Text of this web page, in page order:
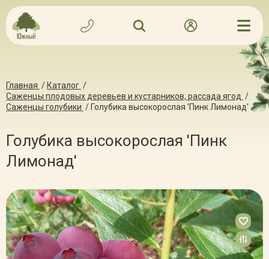
Главная / Каталог /
Саженцы плодовых деревьев и кустарников, рассада ягод /
Саженцы голубики / Голубика высокорослая 'Пинк Лимонад'
Голубика высокорослая 'Пинк
Лимонад'